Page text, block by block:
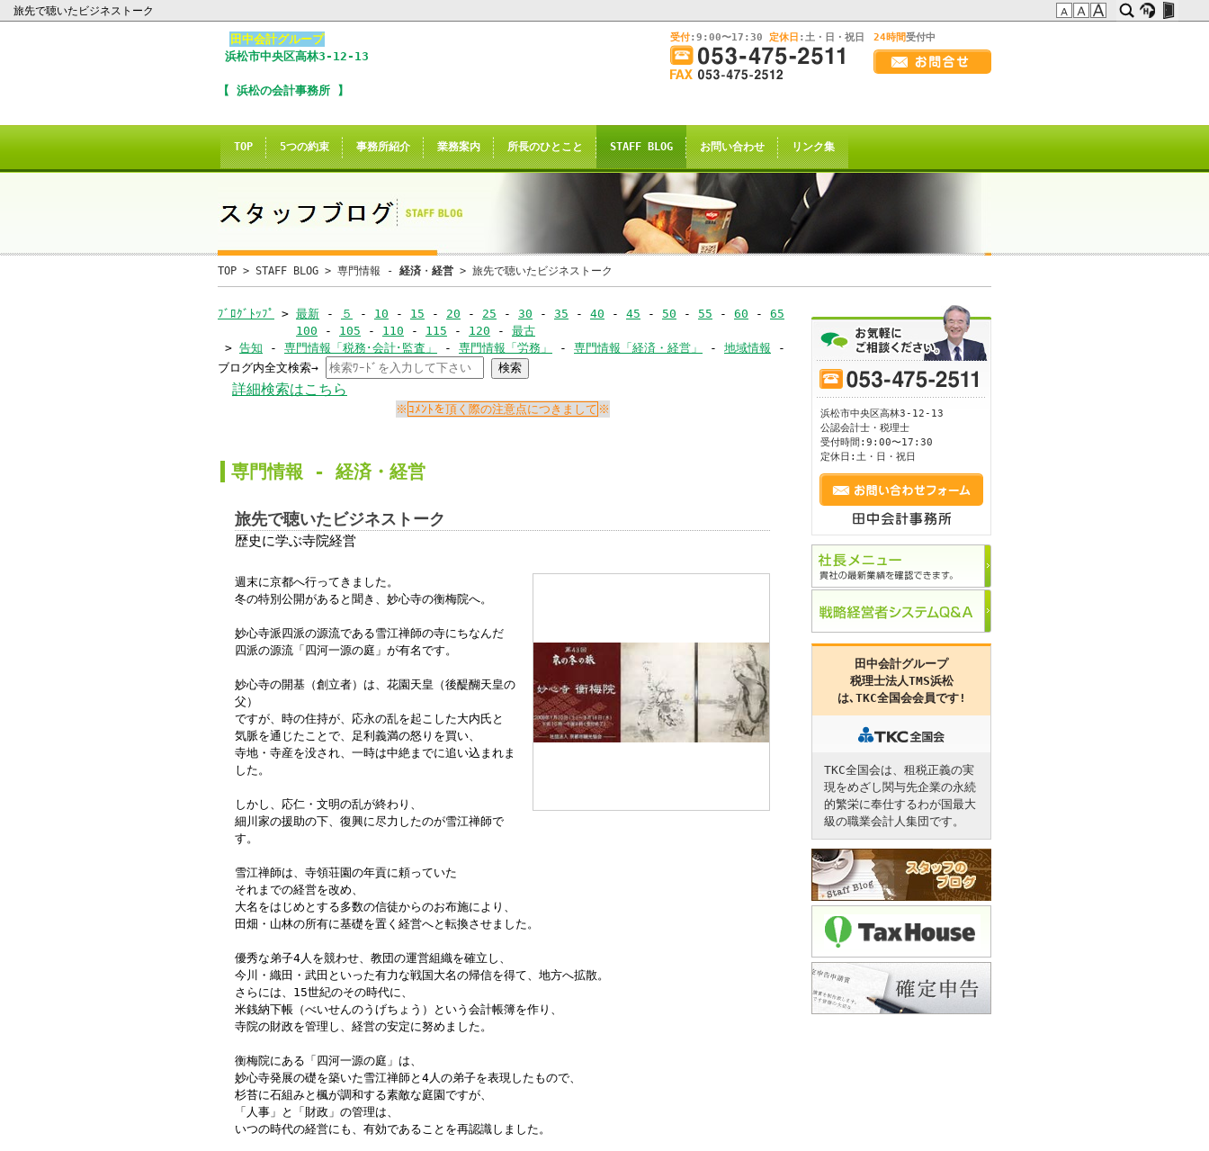
旅先で聴いたビジネストーク
画
面
幅
て
ご
ご
さ
い
このままInternet Explorerから閲覧する場合はコチラ
※Internet Explorer互換の他のブラウザ(Trident系)でも
このお知らせの表示される場合がございますが
誠に申し訳ございませんが、2021年4月28日を以て
当サイトのInternet Explorerからの閲覧のサポートは終了致しました。
恐れ入りますが、
当サイト推奨ブラウザ
、または
Windows標準のMicrosoft Edge
からアクセスして頂くようお願い申し上げます。
田中会計グループ
電話:０５３－４７５－２５１１㈹
このままInternet Explorerから閲覧する場合はコチラ
田中会計グループ
浜松市中央区高林3-12-13
【 浜松の会計事務所 】
受付:9:00〜17:30 定休日 :土・日・祝日 24時間受付中
TOP 5つの約束 事務所紹介 業務案内 所長のひとこと STAFF BLOG お問い合わせ リンク集
TOP > STAFF BLOG > 専門情報 - 経済 ・ 経営 > 旅先で聴いたビジネストーク
ﾌﾞﾛｸﾞﾄｯﾌﾟ > 最新 - ５ - 10 - 15 - 20 - 25 - 30 - 35 - 40 - 45 - 50 - 55 - 60 - 65 70-75-80-85-90-95
100 - 105 - 110 - 115 - 120 - 最古
> 告知 - 専門情報「税務･会計･監査」 - 専門情報「労務」 - 専門情報「経済・経営」 - 地域情報 -
ｺｰﾋｰﾌﾞﾚｲｸ
ブログ内全文検索→
詳細検索はこちら
ｺﾒﾝﾄを頂く際の注意点につきまして
専門情報 - 経済・ 経営
旅先で聴いたビジネストーク
歴史に学ぶ寺院経営
週末に京都へ行ってきました。
冬の特別公開があると聞き、妙心寺の衡梅院へ。
妙心寺派四派の源流である雪江禅師の寺にちなんだ
四派の源流「四河一源の庭」が有名です。
妙心寺の開基（創立者）は、花園天皇（後醍醐天皇の
父）
ですが、時の住持が、応永の乱を起こした大内氏と
気脈を通じたことで、足利義満の怒りを買い、
寺地・寺産を没され、一時は中絶までに追い込まれま
した。
しかし、応仁・文明の乱が終わり、
細川家の援助の下、復興に尽力したのが雪江禅師で
す。
雪江禅師は、寺領荘園の年貢に頼っていた
それまでの経営を改め、
大名をはじめとする多数の信徒からのお布施により、
田畑・山林の所有に基礎を置く経営へと転換させました。
優秀な弟子4人を競わせ、教団の運営組織を確立し、
今川・織田・武田といった有力な戦国大名の帰信を得て、地方へ拡散。
さらには、15世紀のその時代に、
米銭納下帳（べいせんのうげちょう）という会計帳簿を作り、
寺院の財政を管理し、経営の安定に努めました。
衡梅院にある「四河一源の庭」は、
妙心寺発展の礎を築いた雪江禅師と4人の弟子を表現したもので、
杉苔に石組みと楓が調和する素敵な庭園ですが、
「人事」と「財政」の管理は、
いつの時代の経営にも、有効であることを再認識しました。
浜松市中央区高林3-12-13
公認会計士・税理士
受付時間:9:00〜17:30
定休日:土・日・祝日
田中会計グループ
税理士法人TMS浜松
は､ TKC全国会会員です!
TKC全国会は、租税正義の実
現をめざし関与先企業の永続
的繁栄に奉仕するわが国最大
級の職業会計人集団です。